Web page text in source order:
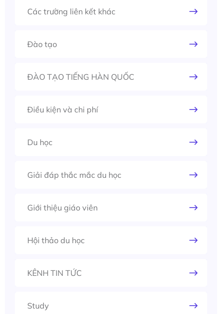
Các trường liên kết khác
Đào tạo
ĐÀO TẠO TIẾNG HÀN QUỐC
Điều kiện và chi phí
Du học
Giải đáp thắc mắc du học
Giới thiệu giáo viên
Hội thảo du học
KÊNH TIN TỨC
Study